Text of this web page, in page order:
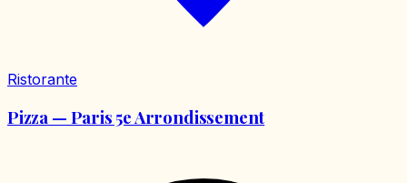
Ristorante
Pizza — Paris 5e Arrondissement